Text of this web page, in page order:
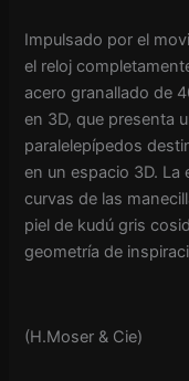
Impulsado por el
el reloj
acero granallado de
en 3D, que presenta
paralelepípedos
en un espacio 3D. La
curvas de las
piel de kudú gris
geometría de
(H.Moser & Cie)